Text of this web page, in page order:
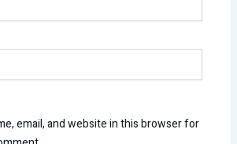
email, and website in this browser for